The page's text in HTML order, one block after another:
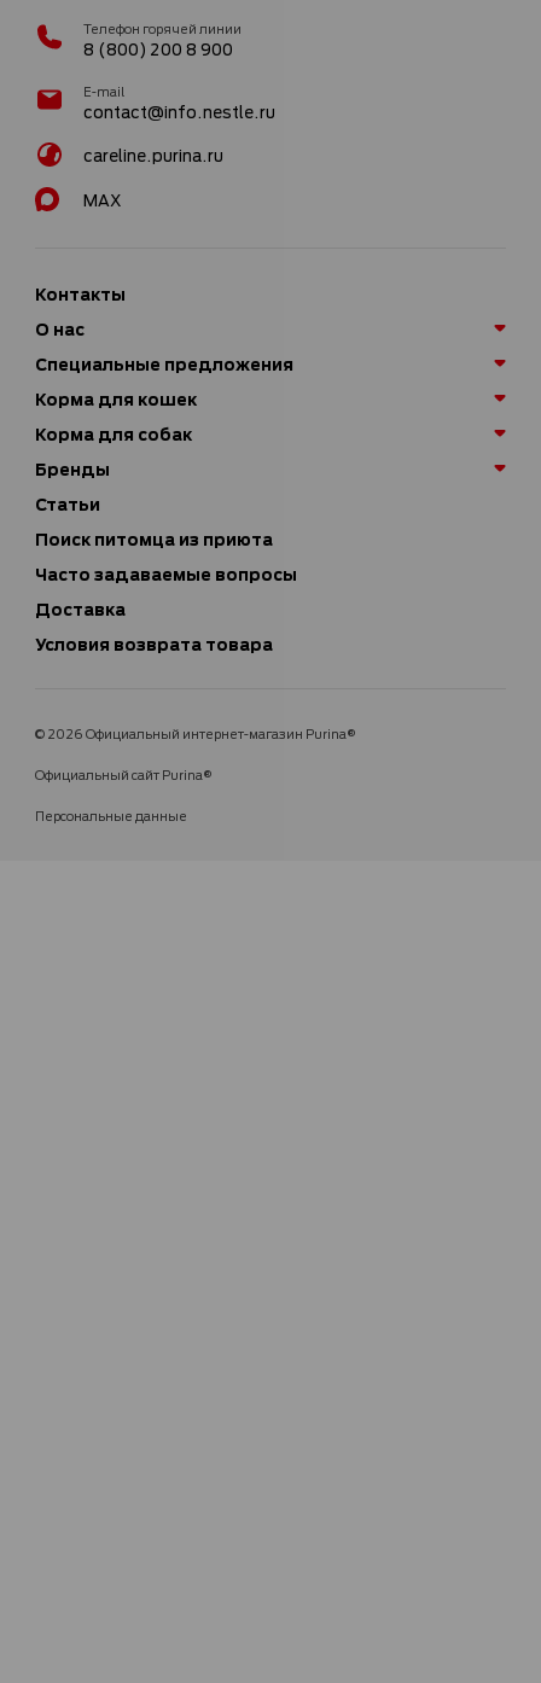
Телефон горячей линии
8 (800) 200 8 900
E-mail
contact@info.nestle.ru
careline.purina.ru
MAX
Контакты
О нас
Специальные предложения
Корма для кошек
Корма для собак
Бренды
Статьи
Поиск питомца из приюта
Часто задаваемые вопросы
Доставка
Условия возврата товара
© 2026 Официальный интернет-магазин Purina®
Официальный сайт Purina®
Персональные данные